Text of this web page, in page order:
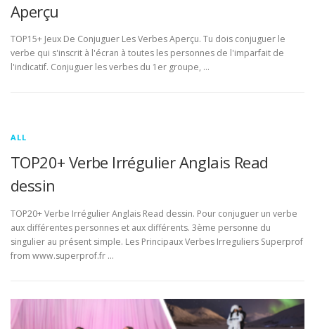
Aperçu
TOP15+ Jeux De Conjuguer Les Verbes Aperçu. Tu dois conjuguer le
verbe qui s'inscrit à l'écran à toutes les personnes de l'imparfait de
l'indicatif. Conjuguer les verbes du 1er groupe, …
ALL
TOP20+ Verbe Irrégulier Anglais Read
dessin
TOP20+ Verbe Irrégulier Anglais Read dessin. Pour conjuguer un verbe
aux différentes personnes et aux différents. 3ème personne du
singulier au présent simple. Les Principaux Verbes Irreguliers Superprof
from www.superprof.fr …